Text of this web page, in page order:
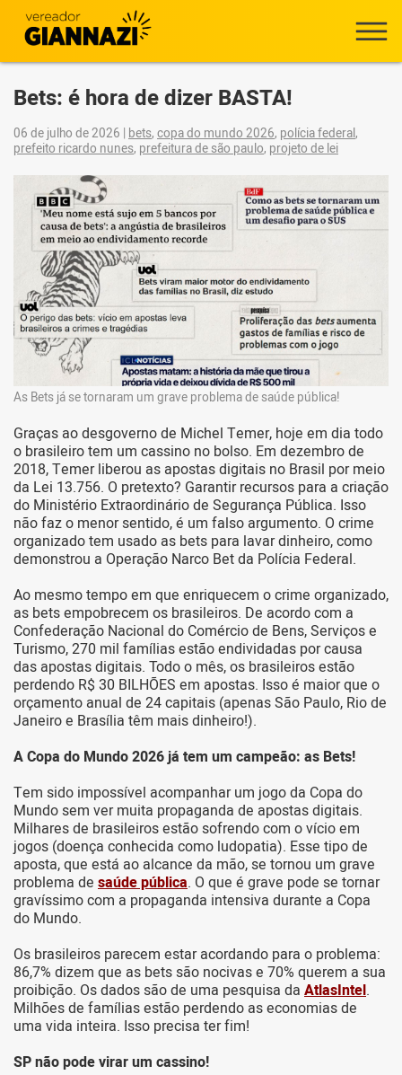
Bets: é hora de dizer BASTA!
06 de julho de 2026 | bets, copa do mundo 2026, polícia federal,
prefeito ricardo nunes, prefeitura de são paulo, projeto de lei
As Bets já se tornaram um grave problema de saúde pública!
Graças ao desgoverno de Michel Temer, hoje em dia todo
o brasileiro tem um cassino no bolso. Em dezembro de
2018, Temer liberou as apostas digitais no Brasil por meio
da Lei 13.756. O pretexto? Garantir recursos para a criação
do Ministério Extraordinário de Segurança Pública. Isso
não faz o menor sentido, é um falso argumento. O crime
organizado tem usado as bets para lavar dinheiro, como
demonstrou a Operação Narco Bet da Polícia Federal.
Ao mesmo tempo em que enriquecem o crime organizado,
as bets empobrecem os brasileiros. De acordo com a
Confederação Nacional do Comércio de Bens, Serviços e
Turismo, 270 mil famílias estão endividadas por causa
das apostas digitais. Todo o mês, os brasileiros estão
perdendo R$ 30 BILHÕES em apostas. Isso é maior que o
orçamento anual de 24 capitais (apenas São Paulo, Rio de
Janeiro e Brasília têm mais dinheiro!).
A Copa do Mundo 2026 já tem um campeão: as Bets!
Tem sido impossível acompanhar um jogo da Copa do
Mundo sem ver muita propaganda de apostas digitais.
Milhares de brasileiros estão sofrendo com o vício em
jogos (doença conhecida como ludopatia). Esse tipo de
aposta, que está ao alcance da mão, se tornou um grave
problema de saúde pública. O que é grave pode se tornar
gravíssimo com a propaganda intensiva durante a Copa
do Mundo.
Os brasileiros parecem estar acordando para o problema:
86,7% dizem que as bets são nocivas e 70% querem a sua
proibição. Os dados são de uma pesquisa da AtlasIntel.
Milhões de famílias estão perdendo as economias de
uma vida inteira. Isso precisa ter fim!
SP não pode virar um cassino!